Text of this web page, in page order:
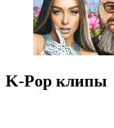
K-Pop клипы